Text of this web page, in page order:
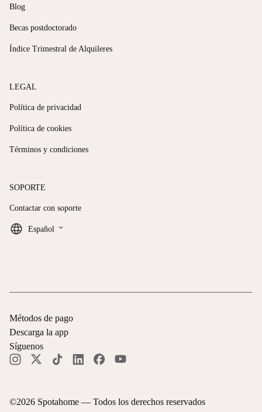
Blog
Becas postdoctorado
Índice Trimestral de Alquileres
LEGAL
Política de privacidad
Política de cookies
Términos y condiciones
SOPORTE
Contactar con soporte
Español keyboard_arrow_down
©2026 Spotahome — Todos los derechos reservados
Métodos de pago
Descarga la app
Síguenos